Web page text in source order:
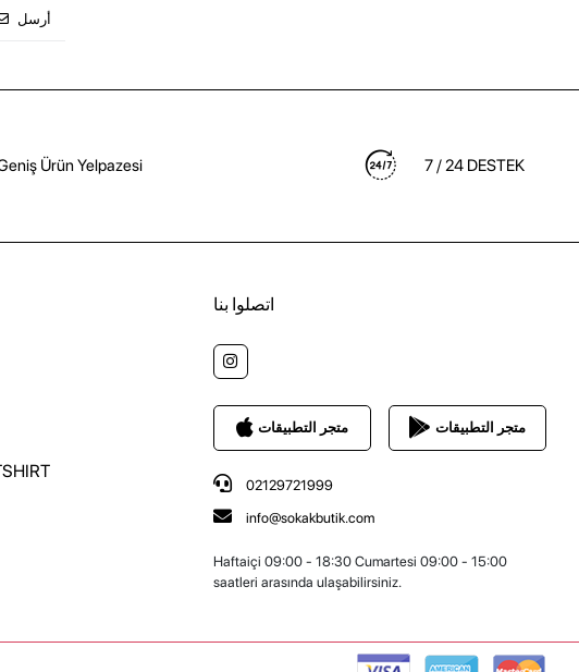
أرسل
Ürün Yelpazesi 7 / 24 DESTEK
اتصلوا بنا
متجر التطبيقات متجر التطبيقات
02129721999
info@sokakbutik.com
Haftaiçi 09:00 - 18:30 Cumartesi 09:00 - 15:00
saatleri arasında ulaşabilirsiniz.